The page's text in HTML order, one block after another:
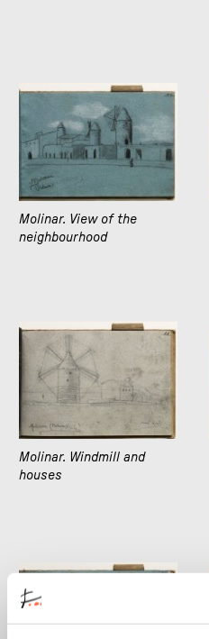
Molinar. View of the
neighbourhood
Molinar. Windmill and
houses